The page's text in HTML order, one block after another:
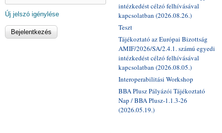
Új jelszó igénylése
intézkedést célzó felhívásával
kapcsolatban (2026.08.26.)
Teszt
Tájékoztató az Európai Bizottság
AMIF/2026/SA/2.4.1. számú egyedi
intézkedést célzó felhívásával
kapcsolatban (2026.08.05.)
Interoperabilitási Workshop
BBA Plusz Pályázói Tájékoztató
Nap / BBA Plusz-1.1.3-26
(2026.05.19.)